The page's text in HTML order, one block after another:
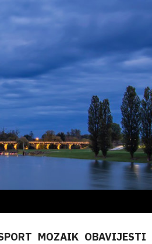
MOZAIK OBAVIJESTI